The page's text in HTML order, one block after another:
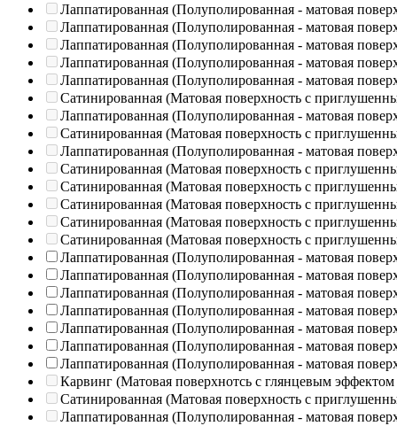
Лаппатированная (Полуполированная - матовая
Лаппатированная (Полуполированная - матовая
Лаппатированная (Полуполированная - матовая
Лаппатированная (Полуполированная - матовая
Лаппатированная (Полуполированная - матовая
Сатинированная (Матовая поверхность с
Лаппатированная (Полуполированная - матовая
Сатинированная (Матовая поверхность с
Лаппатированная (Полуполированная - матовая
Сатинированная (Матовая поверхность с
Сатинированная (Матовая поверхность с
Сатинированная (Матовая поверхность с
Сатинированная (Матовая поверхность с
Сатинированная (Матовая поверхность с
Лаппатированная (Полуполированная - матовая
Лаппатированная (Полуполированная - матовая
Лаппатированная (Полуполированная - матовая
Лаппатированная (Полуполированная - матовая
Лаппатированная (Полуполированная - матовая
Лаппатированная (Полуполированная - матовая
Лаппатированная (Полуполированная - матовая
Карвинг (Матовая поверхнотсь с глянцевым эффектом
Сатинированная (Матовая поверхность с
Лаппатированная (Полуполированная - матовая